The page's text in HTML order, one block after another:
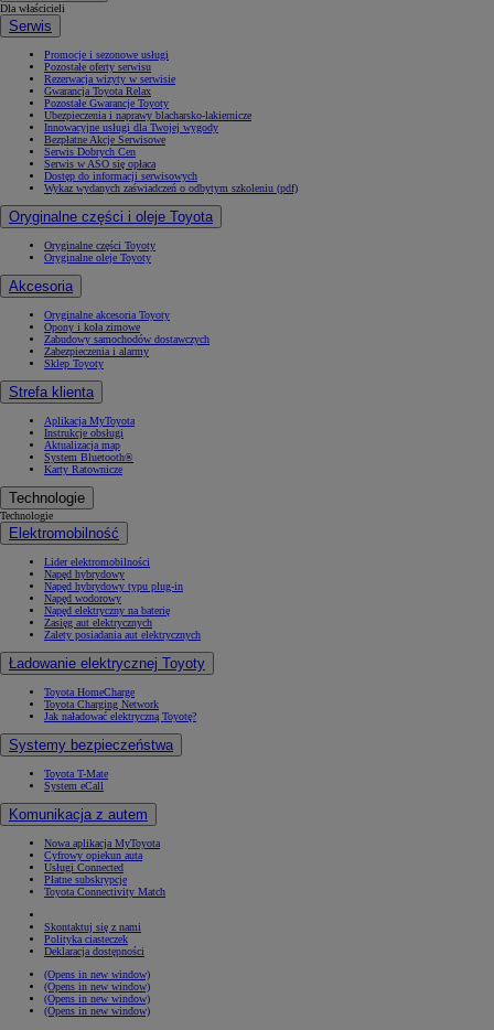
Dla właścicieli
Serwis
Promocje i sezonowe usługi
Pozostałe oferty serwisu
Rezerwacja wizyty w serwisie
Gwarancja Toyota Relax
Pozostałe Gwarancje Toyoty
Ubezpieczenia i naprawy blacharsko-lakiernicze
Innowacyjne usługi dla Twojej wygody
Bezpłatne Akcje Serwisowe
Serwis Dobrych Cen
Serwis w ASO się opłaca
Dostęp do informacji serwisowych
Wykaz wydanych zaświadczeń o odbytym szkoleniu (pdf)
Oryginalne części i oleje Toyota
Oryginalne części Toyoty
Oryginalne oleje Toyoty
Akcesoria
Oryginalne akcesoria Toyoty
Opony i koła zimowe
Zabudowy samochodów dostawczych
Zabezpieczenia i alarmy
Sklep Toyoty
Strefa klienta
Aplikacja MyToyota
Instrukcje obsługi
Aktualizacja map
System Bluetooth®
Karty Ratownicze
Technologie
Technologie
Elektromobilność
Lider elektromobilności
Napęd hybrydowy
Napęd hybrydowy typu plug-in
Napęd wodorowy
Napęd elektryczny na baterię
Zasięg aut elektrycznych
Zalety posiadania aut elektrycznych
Ładowanie elektrycznej Toyoty
Toyota HomeCharge
Toyota Charging Network
Jak naładować elektryczną Toyotę?
Systemy bezpieczeństwa
Toyota T-Mate
System eCall
Komunikacja z autem
Nowa aplikacja MyToyota
Cyfrowy opiekun auta
Usługi Connected
Płatne subskrypcje
Toyota Connectivity Match
Skontaktuj się z nami
Polityka ciasteczek
Deklaracja dostępności
(Opens in new window)
(Opens in new window)
(Opens in new window)
(Opens in new window)